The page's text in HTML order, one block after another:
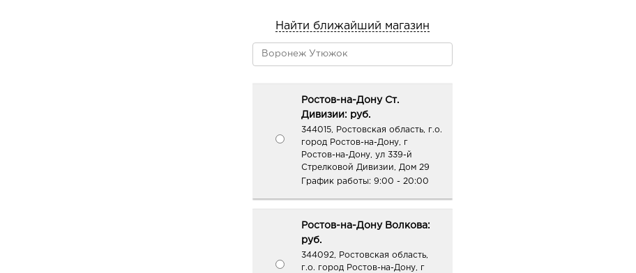
Найти ближайший магазин
Ростов-на-Дону Ст.
Дивизии: руб.
344015, Ростовская область, г.о.
город Ростов-на-Дону, г
Ростов-на-Дону, ул 339-й
Стрелковой Дивизии, Дом 29
График работы: 9:00 - 20:00
Ростов-на-Дону Волкова:
руб.
344092, Ростовская область,
г.о. город Ростов-на-Дону, г